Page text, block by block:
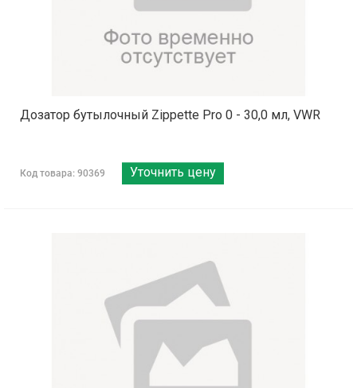
Дозатор бутылочный Zippette Pro 0 - 30,0 мл, VWR
Код товара: 90369 Уточнить цену